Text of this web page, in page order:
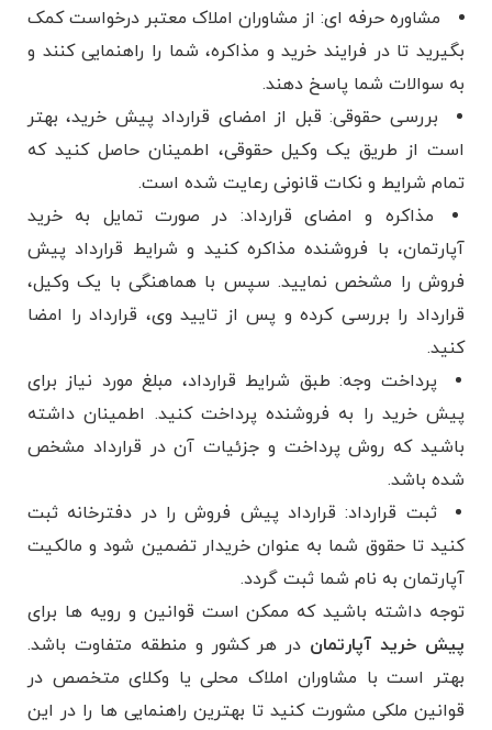
مشاوره حرفه ‌ای: از مشاوران املاک معتبر درخواست کمک
بگیرید تا در فرایند خرید و مذاکره، شما را راهنمایی کنند و
به سوالات شما پاسخ دهند.
بررسی حقوقی: قبل از امضای قرارداد پیش خرید، بهتر
است از طریق یک وکیل حقوقی، اطمینان حاصل کنید که
تمام شرایط و نکات قانونی رعایت شده است.
مذاکره و امضای قرارداد: در صورت تمایل به خرید
آپارتمان، با فروشنده مذاکره کنید و شرایط قرارداد پیش
فروش را مشخص نمایید. سپس با هماهنگی با یک وکیل،
قرارداد را بررسی کرده و پس از تایید وی، قرارداد را امضا
کنید.
پرداخت وجه: طبق شرایط قرارداد، مبلغ مورد نیاز برای
پیش خرید را به فروشنده پرداخت کنید. اطمینان داشته
باشید که روش پرداخت و جزئیات آن در قرارداد مشخص
شده باشد.
ثبت قرارداد: قرارداد پیش فروش را در دفترخانه ثبت
کنید تا حقوق شما به عنوان خریدار تضمین شود و مالکیت
آپارتمان به نام شما ثبت گردد.
توجه داشته باشید که ممکن است قوانین و رویه ‌ها برای
پیش خرید آپارتمان در هر کشور و منطقه متفاوت باشد.
بهتر است با مشاوران املاک محلی یا وکلای متخصص در
قوانین ملکی مشورت کنید تا بهترین راهنمایی ‌ها را در این